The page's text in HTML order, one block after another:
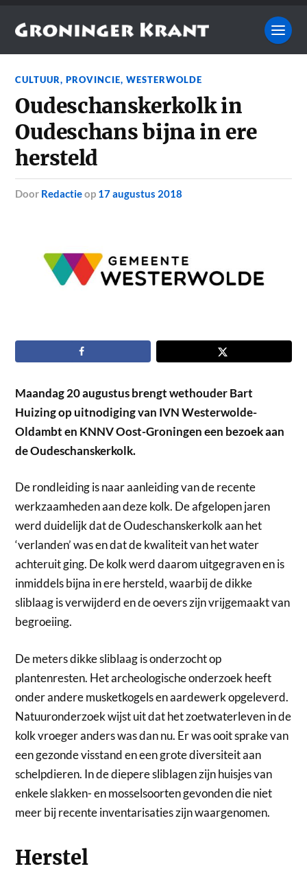
CULTUUR,PROVINCIE,WESTERWOLDE
Oudeschanskerkolk in
Oudeschans bijna in ere
hersteld
door Redactieop 17 augustus 2018
Maandag 20 augustus brengt wethouder Bart
Huizing op uitnodiging van IVN Westerwolde-
Oldambt en KNNV Oost-Groningen een bezoek aan
de Oudeschanskerkolk.
De rondleiding is naar aanleiding van de recente
werkzaamheden aan deze kolk. De afgelopen jaren
werd duidelijk dat de Oudeschanskerkolk aan het
‘verlanden’ was en dat de kwaliteit van het water
achteruit ging. De kolk werd daarom uitgegraven en is
inmiddels bijna in ere hersteld, waarbij de dikke
sliblaag is verwijderd en de oevers zijn vrijgemaakt van
begroeiing.
De meters dikke sliblaag is onderzocht op
plantenresten. Het archeologische onderzoek heeft
onder andere musketkogels en aardewerk opgeleverd.
Natuuronderzoek wijst uit dat het zoetwaterleven in de
kolk vroeger anders was dan nu. Er was ooit sprake van
een gezonde visstand en een grote diversiteit aan
schelpdieren. In de diepere sliblagen zijn huisjes van
enkele slakken- en mosselsoorten gevonden die niet
meer bij recente inventarisaties zijn waargenomen.
Herstel